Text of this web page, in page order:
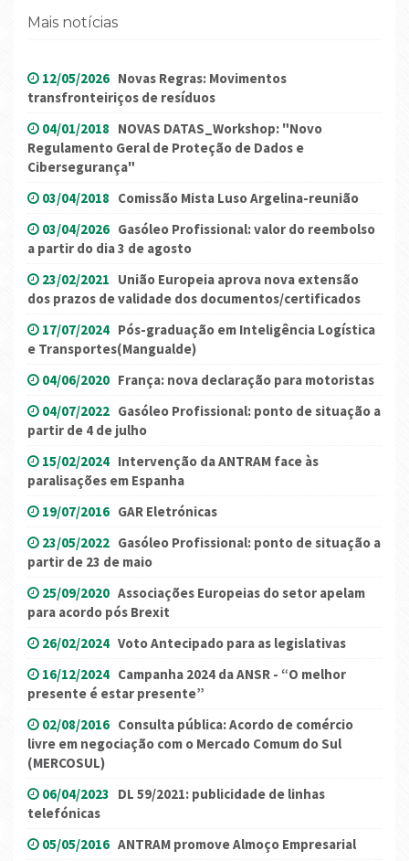
Mais notícias
12/05/2026 Novas Regras: Movimentos
transfronteiriços de resíduos
04/01/2018 NOVAS DATAS_Workshop: "Novo
Regulamento Geral de Proteção de Dados e
Cibersegurança"
03/04/2018 Comissão Mista Luso Argelina-reunião
03/04/2026 Gasóleo Profissional: valor do reembolso
a partir do dia 3 de agosto
23/02/2021 União Europeia aprova nova extensão
dos prazos de validade dos documentos/certificados
17/07/2024 Pós-graduação em Inteligência Logística
e Transportes(Mangualde)
04/06/2020 França: nova declaração para motoristas
04/07/2022 Gasóleo Profissional: ponto de situação a
partir de 4 de julho
15/02/2024 Intervenção da ANTRAM face às
paralisações em Espanha
19/07/2016 GAR Eletrónicas
23/05/2022 Gasóleo Profissional: ponto de situação a
partir de 23 de maio
25/09/2020 Associações Europeias do setor apelam
para acordo pós Brexit
26/02/2024 Voto Antecipado para as legislativas
16/12/2024 Campanha 2024 da ANSR - “O melhor
presente é estar presente”
02/08/2016 Consulta pública: Acordo de comércio
livre em negociação com o Mercado Comum do Sul
(MERCOSUL)
06/04/2023 DL 59/2021: publicidade de linhas
telefónicas
05/05/2016 ANTRAM promove Almoço Empresarial